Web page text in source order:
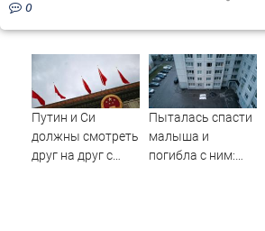
0
Путин и Си
должны смотреть
друг на друг с
Пыталась спасти
малыша и
погибла с ним: